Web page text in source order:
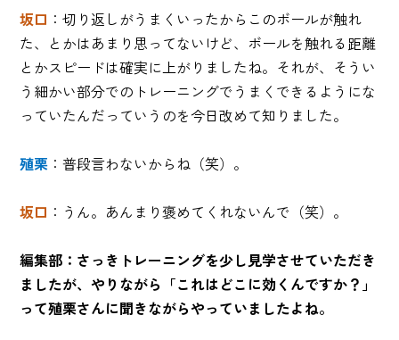
坂口 ：切り返しがうまくいったからこのボールが触れ
た、とかはあまり思ってないけど、ボールを触れる距離
とかスピードは確実に上がりましたね。それが、そうい
う細かい部分でのトレーニングでうまくできるようにな
っていたんだっていうのを今日改めて知りました。
殖栗 ：普段言わないからね（笑）。
坂口 ：うん。あんまり褒めてくれないんで（笑）。
編集部：さっきトレーニングを少し見学させていただき
ましたが、やりながら「これはどこに効くんですか？」
って殖栗さんに聞きながらやっていましたよね。